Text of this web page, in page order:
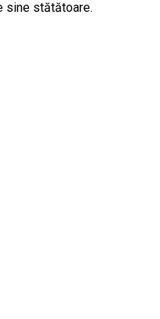
sine stătătoare.